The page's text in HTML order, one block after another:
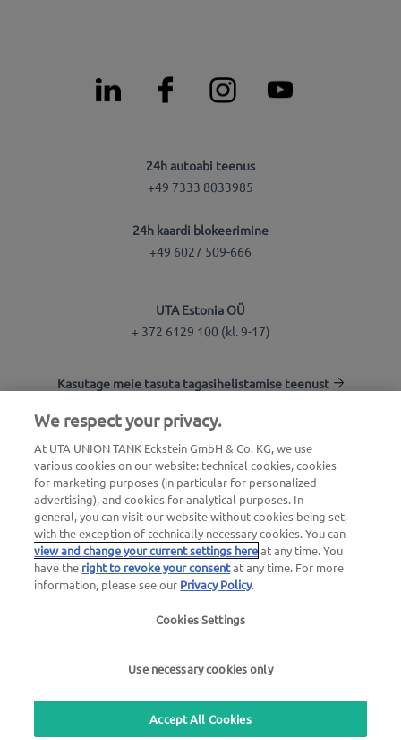
24h autoabi teenus
+49 7333 8033985
24h kaardi blokeerimine
+49 6027 509-666
UTA Estonia OÜ
+ 372 6129 100 (kl. 9-17)
Kasutage meie tasuta tagasihelistamise teenust
Tankla otsing
Logi kliendikeskkonda
Info UTA Edenredi kohta
Privaatsuspoliitika |
We respect your privacy.
At UTA UNION TANK Eckstein GmbH & Co. KG, we use
various cookies on our website: technical cookies, cookies
for marketing purposes (in particular for personalized
advertising), and cookies for analytical purposes. In
general, you can visit our website without cookies being set,
with the exception of technically necessary cookies. You can
view and change your current settings hereat any time. You
have the right to revoke your consentat any time. For more
information, please see our Privacy Policy.
Cookies Settings
Use necessary cookies only
Accept All Cookies